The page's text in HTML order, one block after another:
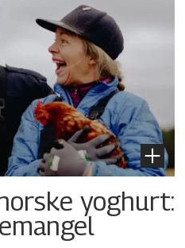
yoghurt: